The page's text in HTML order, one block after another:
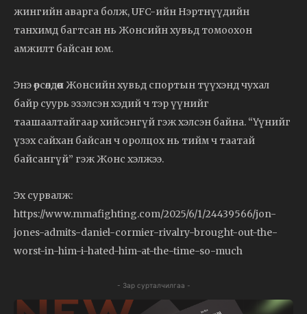
жингийн аварга болж, UFC-ийн Нэртнүүдийн
танхимд багтсан нь Жонсийн хувьд томоохон
амжилт байсан юм.
Энэ өрсөлдөөн Жонсийн хувьд спортын түүхэнд чухал
байр суурь эзэлсэн хэдий ч тэр үүнийг
таашаалтайгаар хийсэнгүй гэж хэлсэн байна. “Үүнийг
үзэх сайхан байсан ч оролцох нь тийм ч таатай
байсангүй” гэж Жонс хэлжээ.
Эх сурвалж:
https://www.mmafighting.com/2025/6/1/24439566/jon-
jones-admits-daniel-cormier-rivalry-brought-out-the-
worst-in-him-i-hated-him-at-the-time-so-much
- Зар сурталчилгаа -